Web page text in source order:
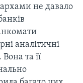
не давало
аналітичні
та її